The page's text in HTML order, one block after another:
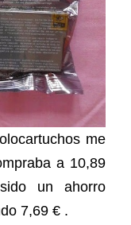
me
a 10,89
un ahorro
7,69 € .